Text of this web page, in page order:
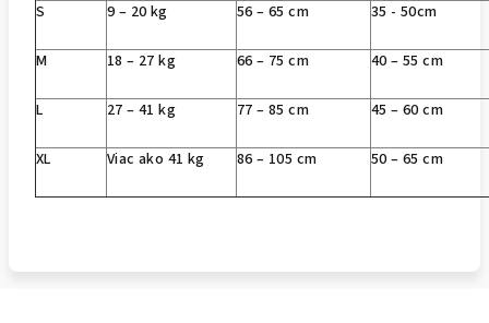
S 9 – 20 kg 56 – 65 cm 35 - 50cm
M 18 – 27 kg 66 – 75 cm 40 – 55 cm
L 27 – 41 kg 77 – 85 cm 45 – 60 cm
XL Viac ako 41 kg 86 – 105 cm 50 – 65 cm